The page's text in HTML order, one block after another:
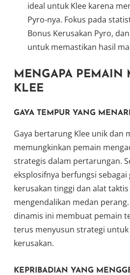
ideal untuk Klee karena
Pyro-nya. Fokus pada
Bonus Kerusakan Pyro,
untuk memastikan hasil
MENGAPA PEMAIN
KLEE
GAYA TEMPUR YANG
Gaya bertarung Klee unik dan
memungkinkan pemain
strategis dalam pertarungan.
eksplosifnya berfungsi sebagai
kerusakan tinggi dan alat
mengendalikan medan
dinamis ini membuat pemain
terus menyusun strategi
kerusakan.
KEPRIBADIAN YANG